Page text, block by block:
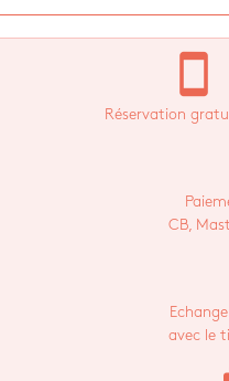
stay_current_portrait
Réservation
CB,
avec le